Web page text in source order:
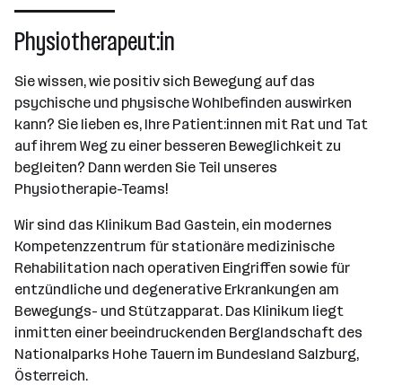
51 - 100 Mitarbeiter*innen
Bad Gastein
Physiotherapeut:in
Sie wissen, wie positiv sich Bewegung auf das
psychische und physische Wohlbefinden auswirken
kann? Sie lieben es, Ihre Patient:innen mit Rat und Tat
auf ihrem Weg zu einer besseren Beweglichkeit zu
begleiten? Dann werden Sie Teil unseres
Physiotherapie-Teams!
Wir sind das Klinikum Bad Gastein, ein modernes
Kompetenzzentrum für stationäre medizinische
Rehabilitation nach operativen Eingriffen sowie für
entzündliche und degenerative Erkrankungen am
Bewegungs- und Stützapparat. Das Klinikum liegt
inmitten einer beeindruckenden Berglandschaft des
Nationalparks Hohe Tauern im Bundesland Salzburg,
Österreich.